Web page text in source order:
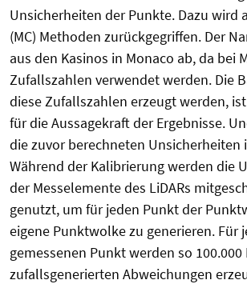
Unsicherheiten der Punkte. Dazu wird
(MC) Methoden zurückgegriffen. Der
aus den Kasinos in Monaco ab, da bei
Zufallszahlen verwendet werden. Die
diese Zufallszahlen erzeugt werden,
für die Aussagekraft der Ergebnisse.
die zuvor berechneten Unsicherheiten
Während der Kalibrierung werden die
der Messelemente des LiDARs
genutzt, um für jeden Punkt der
eigene Punktwolke zu generieren. Für
gemessenen Punkt werden so
zufallsgenerierten Abweichungen